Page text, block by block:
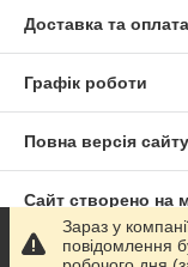
Доставка та оплата
Графік роботи
Повна версія сайту
Сайт створено на
Політика
Зараз у
повідомлення